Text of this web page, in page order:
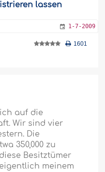
lassen
1-7-2009
1601
auf die
Wir sind vier
Die
350,000 zu
Besitztümer
meinem